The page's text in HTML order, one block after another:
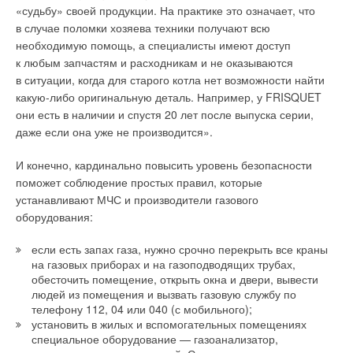
«судьбу» своей продукции. На практике это означает, что
в случае поломки хозяева техники получают всю
необходимую помощь, а специалисты имеют доступ
к любым запчастям и расходникам и не оказываются
в ситуации, когда для старого котла нет возможности найти
какую-либо оригинальную деталь. Например, у FRISQUET
они есть в наличии и спустя 20 лет после выпуска серии,
даже если она уже не производится».
И конечно, кардинально повысить уровень безопасности
поможет соблюдение простых правил, которые
устанавливают МЧС и производители газового
оборудования:
если есть запах газа, нужно срочно перекрыть все краны
на газовых приборах и на газоподводящих трубах,
обесточить помещение, открыть окна и двери, вывести
людей из помещения и вызвать газовую службу по
телефону 112, 04 или 040 (с мобильного);
установить в жилых и вспомогательных помещениях
специальное оборудование — газоанализатор,
→
Чистота – залог успеха: легко работать удаленно с
техникой LG
ЖУРНАЛ СОК ИЮНЬ 2020
→ Фильтры: чистим или моем? Как это работает?
ЖУРНАЛ СОК АПРЕЛЬ 2020
Комментарии
В этой теме еще нет комментариев
Добавить комментарий
Ваше имя *
В кранах Giacomini уплотнительные кольца дублируются, что
позволяет гарантировать герметичность узла в течение
уплотнений. В этом значительное отличие их от кранов
других производителей с «ремонтопригодной» конструкцией,
то есть с одной пластиковой втулкой, которая зажимается
гайкой под ручкой крана. В этом случае
«ремонтопригодность» обычно означает
«ремонтонеобходимость», поскольку такие краны при
В настоящее время выпускники российских школ не спешат
в ряды сантехников и слесарей, техников и монтажников,
плотников и столяров, их больше прельщает перспектива
менеджера. Эта вакансия всегда открыта в мелких
коммерческих фирмах, в офисах сетевого маркетинга,
Никакого диплома об образовании эти работодатели
не требуют, им не нужны опыт работы и знания соискателя.
При приёме на работу молодым людям сулят «золотые
предлогом испытательного срока, «кормят» обещаниями
и будущими вознаграждениями. Некоторые
недобросовестные работодатели открыто привлекают
соискателей на позицию менеджера без зарплаты, обещая
заплатить «хорошие проценты» от заключённых сделок,
проданного товара или привлечённых клиентов. Увы, но